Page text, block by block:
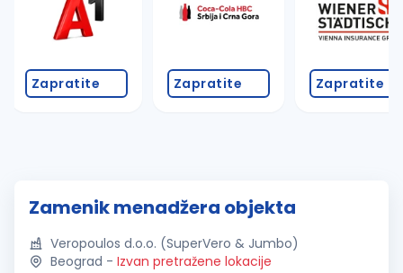
Zapratite Zapratite Zapratite
Zamenik menadžera objekta
Veropoulos d.o.o. (SuperVero & Jumbo)
Beograd - Izvan pretražene lokacije